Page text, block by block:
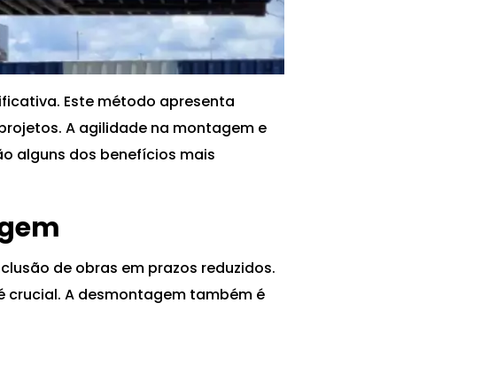
Este método apresenta
A agilidade na montagem e
alguns dos benefícios mais
de obras em prazos reduzidos.
crucial. A desmontagem também é